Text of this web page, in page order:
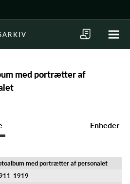
med portrætter af
Enheder
med portrætter af personalet
​1919